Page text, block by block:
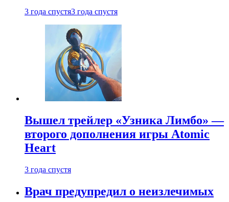
3 года спустя3 года спустя
Вышел трейлер «Узника Лимбо» —
второго дополнения игры Atomic
Heart
3 года спустя
Врач предупредил о неизлечимых